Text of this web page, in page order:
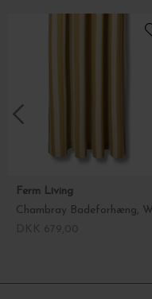
Ferm Living